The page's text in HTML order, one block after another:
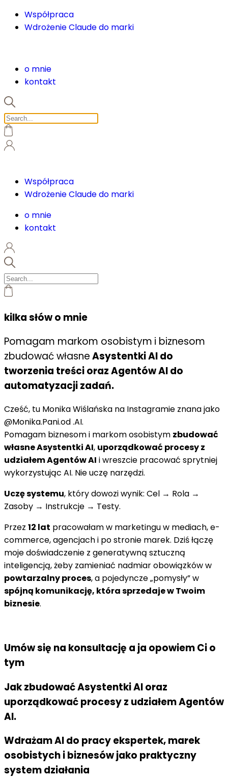
Współpraca
Wdrożenie Claude do marki
o mnie
kontakt
Współpraca
Wdrożenie Claude do marki
o mnie
kontakt
kilka słów o mnie
Pomagam markom osobistym i biznesom
zbudować własneAsystentki AI do
tworzenia treści oraz Agentów AI do
automatyzacji zadań.
Cześć, tu Monika Wiślańska na Instagramie znana jako
@Monika.Pani.od .AI.
Pomagam biznesom i markom osobistym zbudować
własne Asystentki AI, uporządkować procesy z
udziałem Agentów AI i wreszcie pracować sprytniej
wykorzystując AI. Nie uczę narzędzi.
Uczę systemu, który dowozi wynik: Cel → Rola →
Zasoby → Instrukcje → Testy.
Przez 12 lat pracowałam w marketingu w mediach, e-
commerce, agencjach i po stronie marek. Dziś łączę
moje doświadczenie z generatywną sztuczną
inteligencją, żeby zamieniać nadmiar obowiązków w
powtarzalny proces, a pojedyncze „pomysły” w
spójną komunikację, która sprzedaje w Twoim
biznesie.
Umów się na konsultację a ja opowiem Ci o
tym
Jak zbudować Asystentki AI oraz
uporządkować procesy z udziałem Agentów
AI.
Wdrażam AI do pracy ekspertek, marek
osobistych i biznesów jako praktyczny
system działania